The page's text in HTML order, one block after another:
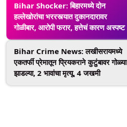
Bihar Shocker: बिहारमध्ये दोन
हल्लेखोरांचा भररस्त्यात दुकानदारावर
गोळीबार, आरोपी फरार, हत्तेचं कारण अस्पष्ट
Bihar Crime News: लखीसरायमध्ये
एकतर्फी प्रेमातून प्रियकराने कुटुंबावर गोळ्या
झाडल्या, 2 भावांचा मृत्यू, 4 जखमी